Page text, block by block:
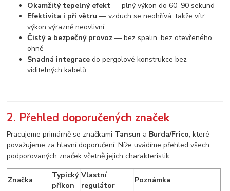
Okamžitý tepelný efekt — plný výkon do 60–90 sekund
Efektivita i při větru — vzduch se neohřívá, takže vítr
výkon výrazně neovlivní
Čistý a bezpečný provoz — bez spalin, bez otevřeného
ohně
Snadná integrace do pergolové konstrukce bez
viditelných kabelů
2. Přehled doporučených značek
Pracujeme primárně se značkami Tansun a Burda/Frico, které
považujeme za hlavní doporučení. Níže uvádíme přehled všech
podporovaných značek včetně jejich charakteristik.
Značka
Typický
příkon
Vlastní
regulátor
Poznámka